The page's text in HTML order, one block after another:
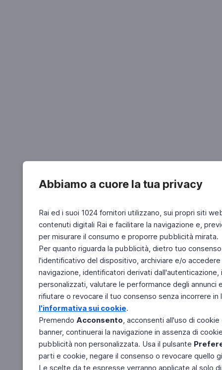
Abbiamo a cuore la tua privacy
Rai ed i suoi 1024 fornitori utilizzano, sui propri siti
contenuti digitali Rai e facilitare la navigazione e,
per misurare il consumo e proporre pubblicità mirata.
Per quanto riguarda la pubblicità, dietro tuo
l'identificativo del dispositivo, archiviare e/o
navigazione, identificatori derivati
personalizzati, valutare le performance degli
rifiutare o revocare il tuo consenso senza incorrere
l'informativa sui cookie.
Premendo Acconsento, acconsenti all'uso di
banner, continuerai la navigazione in assenza di
pubblicità non personalizzata. Usa il pulsante
parti e cookie, negare il consenso o revocare quello
Le scelte da te espresse verranno applicate al solo